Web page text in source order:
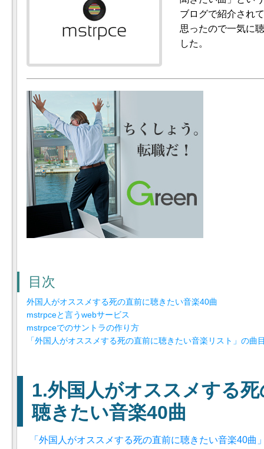
ブログで紹介され
思ったので一気に
した。
目次
外国人がオススメする死の直前に聴きたい音楽40曲
mstrpceと言うwebサービス
mstrpceでのサントラの作り方
「外国人がオススメする死の直前に聴きたい音楽リスト」の曲
外国人がオススメする
聴きたい音楽40曲
「外国人がオススメする死の直前に聴きたい音楽40曲